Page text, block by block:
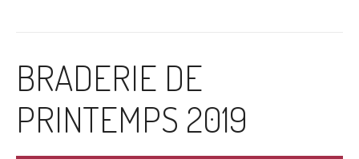
BRADERIE DE
PRINTEMPS 2019